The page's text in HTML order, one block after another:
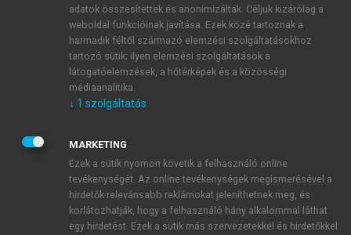
E-MAIL-CÍM
JELSZÓ
JELSZÓ ÚJRA
adatok összesítettek és anonimizáltak. Céljuk kizárólag a
weboldal funkcióinak javítása. Ezek közé tartoznak a
harmadik féltől származó elemzési szolgáltatásokhoz
tartozó sütik; ilyen elemzési szolgáltatások a
látogatóelemzések, a hőtérképek és a közösségi
médiaanalitika.
↓ 1 szolgáltatás
MARKETING
Ezek a sütik nyomon követik a felhasználó online
tevékenységét. Az online tevékenységek megismerésével a
hirdetők relevánsabb reklámokat jeleníthetnek meg, és
korlátozhatják, hogy a felhasználó hány alkalommal láthat
egy hirdetést. Ezek a sütik más szervezetekkel és hirdetőkkel